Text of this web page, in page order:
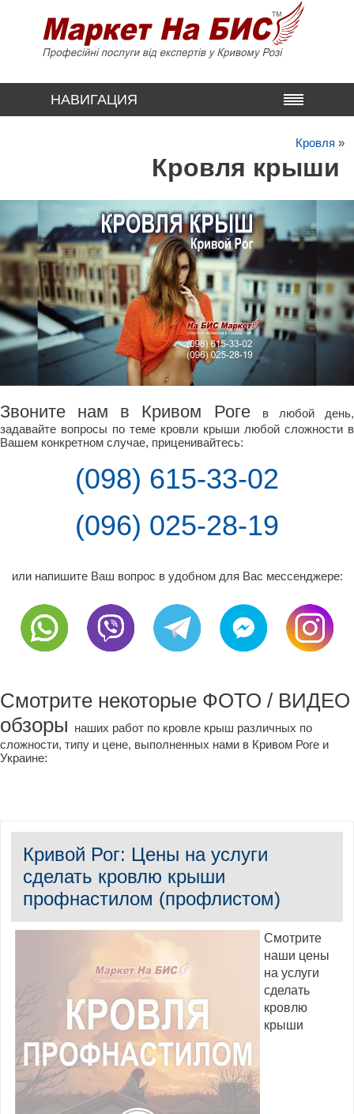
НАВИГАЦИЯ
Кровля »
Кровля крыши
Звоните нам в Кривом Роге
в любой день,
задавайте вопросы по теме кровли крыши любой сложности в
Вашем конкретном случае, приценивайтесь:
(098) 615-33-02
(096) 025-28-19
или напишите Ваш вопрос в удобном для Вас мессенджере:
Смотрите некоторые ФОТО / ВИДЕО
обзоры наших работ по кровле крыш различных по
сложности, типу и цене, выполненных нами в Кривом Роге и
Украине:
Кривой Рог: Цены на услуги
сделать кровлю крыши
профнастилом (профлистом)
Смотрите
наши цены
на услуги
сделать
кровлю
крыши